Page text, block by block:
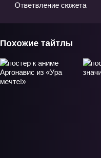
Ответвление сюжета
Похожие тайтлы